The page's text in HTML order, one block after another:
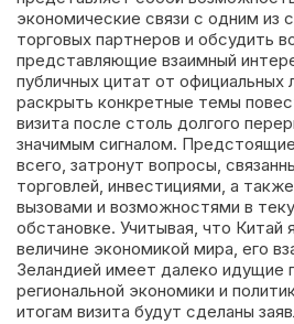
экономические связи с одним из
торговых партнеров и обсудить
представляющие взаимный
публичных цитат от официальных
раскрыть конкретные темы
визита после столь долгого
значимым сигналом.
всего, затронут вопросы,
торговлей, инвестициями, а
вызовами и возможностями в
обстановке. Учитывая, что Китай
величине экономикой мира, его
Зеландией имеет далеко идущие
региональной экономики и
итогам визита будут сделаны